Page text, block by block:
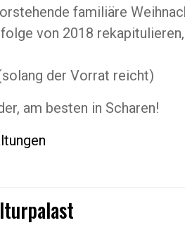
familiäre
von 2018
der Vorrat reicht)
am besten in Scharen!